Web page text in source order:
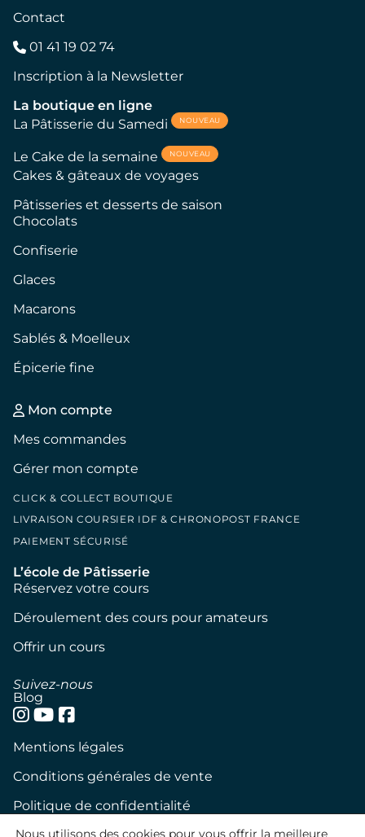
Contact
01 41 19 02 74
Inscription à la Newsletter
La boutique en ligne
La Pâtisserie du Samedi
NOUVEAU
Le Cake de la semaine NOUVEAU
Cakes & gâteaux de voyages
Pâtisseries et desserts de saison
Chocolats
Confiserie
Glaces
Macarons
Sablés & Moelleux
Épicerie fine
Mon compte
Mes commandes
Gérer mon compte
CLICK & COLLECT BOUTIQUE
LIVRAISON COURSIER IDF & CHRONOPOST FRANCE
PAIEMENT SÉCURISÉ
L’école de Pâtisserie
Réservez votre cours
Déroulement des cours pour amateurs
Offrir un cours
Suivez-nous
Blog
Mentions légales
Conditions générales de vente
Politique de confidentialité
Nous utilisons des cookies pour vous offrir la meilleure